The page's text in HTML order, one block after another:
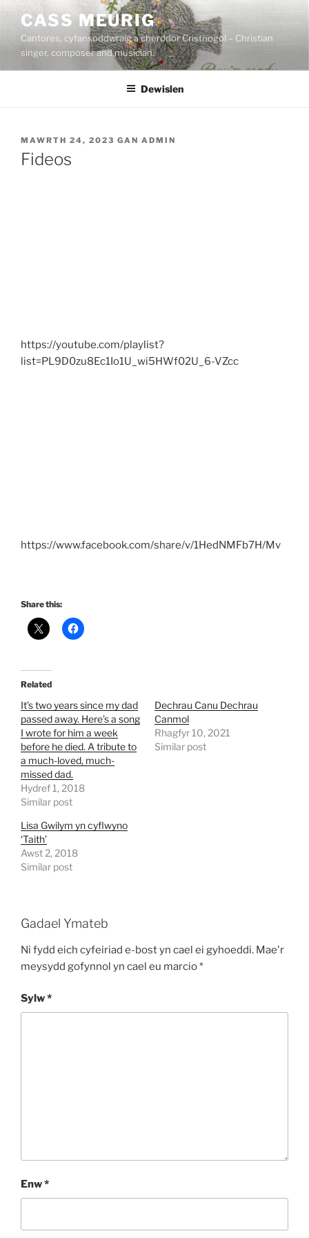
Mynd
cynnwys
CASS MEURIG
Cantores, cyfansoddwraig a cherddor Cristnogol – Christian
singer, composer and musician.
Dewislen
COFNODWYD
AR
MAWRTH 24, 2023 GAN ADMIN
Fideos
https://youtube.com/playlist?
list=PL9D0zu8Ec1Io1U_wi5HWf02U_6-VZcc
https://www.facebook.com/share/v/1HedNMFb7H/Mv
Share this:
Related
It’s two years since my dad
passed away. Here’s a song
I wrote for him a week
before he died. A tribute to
a much-loved, much-
missed dad.
Hydref 1, 2018
Similar post
Dechrau Canu Dechrau
Canmol
Rhagfyr 10, 2021
Similar post
Lisa Gwilym yn cyflwyno
‘Taith’
Awst 2, 2018
Similar post
Gadael Ymateb
Ni fydd eich cyfeiriad e-bost yn cael ei gyhoeddi. Mae'r
meysydd gofynnol yn cael eu marcio*
Sylw*
Enw*